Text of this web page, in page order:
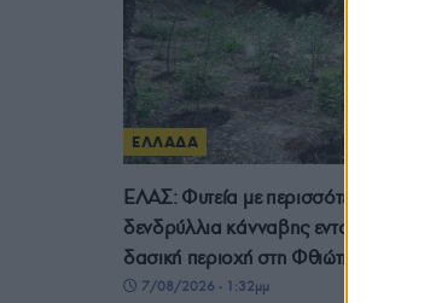
ΕΛΛΑΔΑ
ΕΛΑΣ: Φυτεία με περισσότερα από
δενδρύλλια κάνναβης εντοπίστηκε
δασική περιοχή στη Φθιώτιδα
7/08/2026 - 1:32μμ